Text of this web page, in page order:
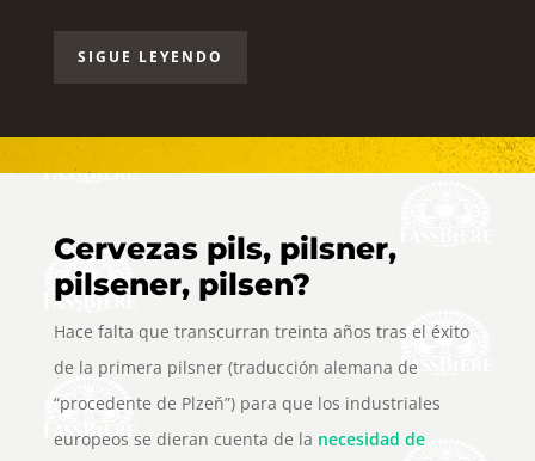
SIGUE LEYENDO
Cervezas pils, pilsner,
pilsener, pilsen?
Hace falta que transcurran treinta años tras el éxito
de la primera pilsner (traducción alemana de
“procedente de Plzeň”) para que los industriales
europeos se dieran cuenta de la necesidad de